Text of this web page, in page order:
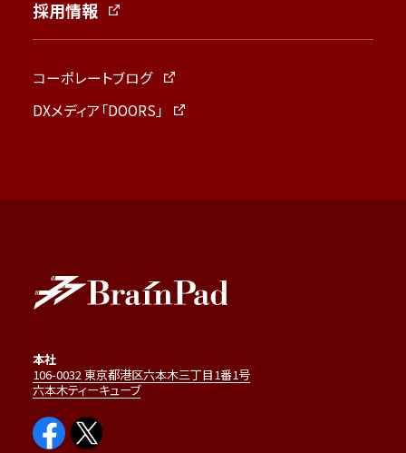
採用情報
コーポレートブログ
DXメディア「DOORS」
本社
106-0032 東京都港区六本木三丁目1番1号
六本木ティーキューブ